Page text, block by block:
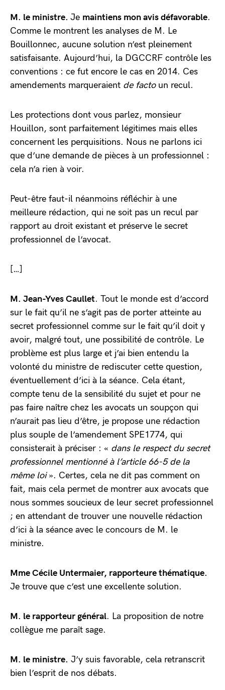
M. le ministre. Je maintiens mon avis défavorable.
Comme le montrent les analyses de M. Le
Bouillonnec, aucune solution n’est pleinement
satisfaisante. Aujourd’hui, la DGCCRF contrôle les
conventions : ce fut encore le cas en 2014. Ces
amendements marqueraient de factoun recul.
Les protections dont vous parlez, monsieur
Houillon, sont parfaitement légitimes mais elles
concernent les perquisitions. Nous ne parlons ici
que d’une demande de pièces à un professionnel :
cela n’a rien à voir.
Peut-être faut-il néanmoins réfléchir à une
meilleure rédaction, qui ne soit pas un recul par
rapport au droit existant et préserve le secret
professionnel de l’avocat.
[…]
M. Jean-Yves Caullet. Tout le monde est d’accord
sur le fait qu’il ne s’agit pas de porter atteinte au
secret professionnel comme sur le fait qu’il doit y
avoir, malgré tout, une possibilité de contrôle. Le
problème est plus large et j’ai bien entendu la
volonté du ministre de rediscuter cette question,
éventuellement d’ici à la séance. Cela étant,
compte tenu de la sensibilité du sujet et pour ne
pas faire naître chez les avocats un soupçon qui
n’aurait pas lieu d’être, je propose une rédaction
plus souple de l’amendement SPE1774, qui
consisterait à préciser : « dans le respect du secret
professionnel mentionné à l’article 66-5 de la
même loi». Certes, cela ne dit pas comment on
fait, mais cela permet de montrer aux avocats que
nous sommes soucieux de leur secret professionnel
; en attendant de trouver une nouvelle rédaction
d’ici à la séance avec le concours de M. le
ministre.
Mme Cécile Untermaier, rapporteure thématique.
Je trouve que c’est une excellente solution.
M. le rapporteur général. La proposition de notre
collègue me paraît sage.
M. le ministre. J’y suis favorable, cela retranscrit
bien l’esprit de nos débats.